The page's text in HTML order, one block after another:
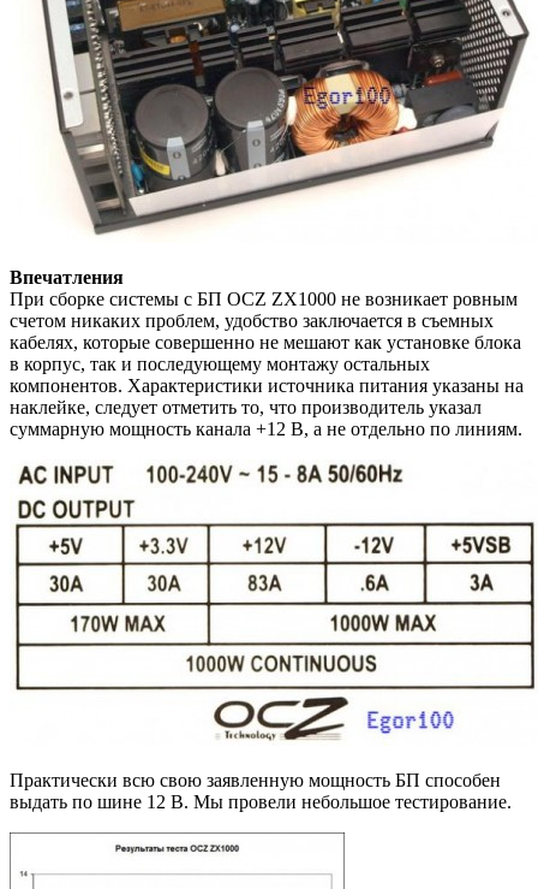
Впечатления
При сборке системы с БП OCZ ZX1000 не возникает ровным
счетом никаких проблем, удобство заключается в съемных
кабелях, которые совершенно не мешают как установке блока
в корпус, так и последующему монтажу остальных
компонентов. Характеристики источника питания указаны на
наклейке, следует отметить то, что производитель указал
суммарную мощность канала +12 В, а не отдельно по линиям.
Практически всю свою заявленную мощность БП способен
выдать по шине 12 В. Мы провели небольшое тестирование.